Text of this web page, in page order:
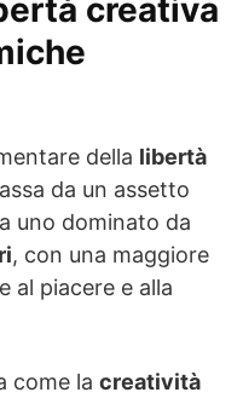
creativa
della libertà
da un assetto
a uno dominato da
, con una maggiore
al piacere e alla
come la creatività